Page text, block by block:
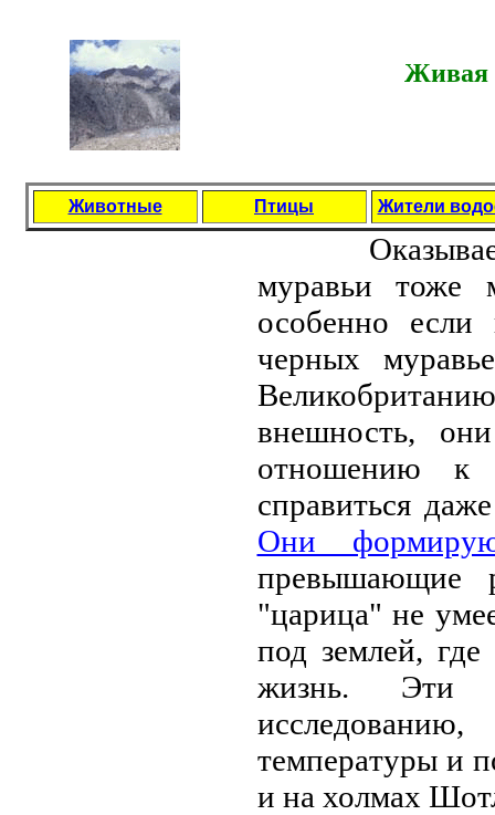
Живая
Животные Птицы Жители
мурaвьи тоже
особенно
черных
внешность,
отношению к
спрaвиться
Они
превышaющие
"цaрицa" не
под землей,
жизнь. Эти
темперaтуры и
и нa холмaх